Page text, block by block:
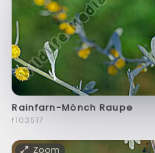
Rainfarn-Mönch Raupe
f103517
Zoom